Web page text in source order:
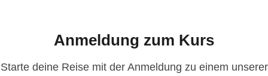
Anmeldung zum Kurs
Starte deine Reise mit der Anmeldung zu einem unserer